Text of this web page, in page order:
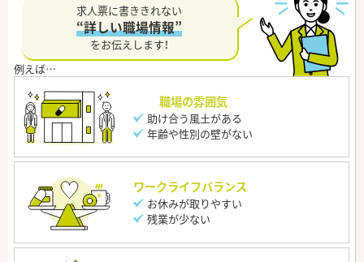
求人票に書ききれない
“詳しい職場情報”
をお伝えします！
職場の雰囲気
助け合う風土がある
年齢や性別の壁がない
ワークライフバランス
お休みが取りやすい
残業が少ない